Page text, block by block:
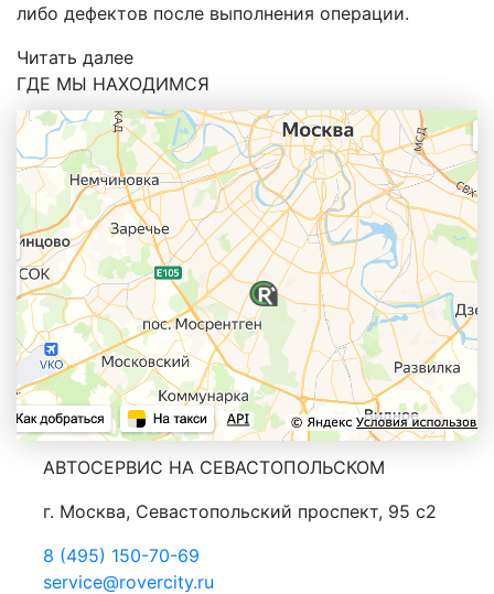
либо дефектов после выполнения операции.
Читать далее
ГДЕ МЫ НАХОДИМСЯ
АВТОСЕРВИС НА СЕВАСТОПОЛЬСКОМ
г. Москва, Севастопольский проспект, 95 с2
8 (495) 150-70-69
service@rovercity.ru